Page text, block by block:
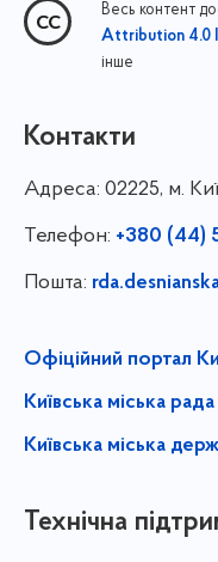
Весь контент
Attribution 4.0
інше
Контакти
Адреса: 02225, м.
Телефон: +380 (44)
Пошта:
Офіційний портал
Київська міська рада
Київська міська
Технічна